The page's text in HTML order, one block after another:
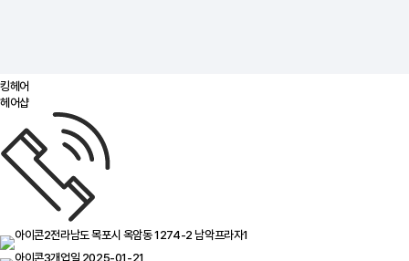
킹헤어
헤어샵
전라남도 목포시 옥암동 1274-2 남악프라자1
개업일 2025-01-21